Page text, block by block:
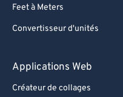
Feet à Meters
Convertisseur d'unités
Applications Web
Créateur de collages